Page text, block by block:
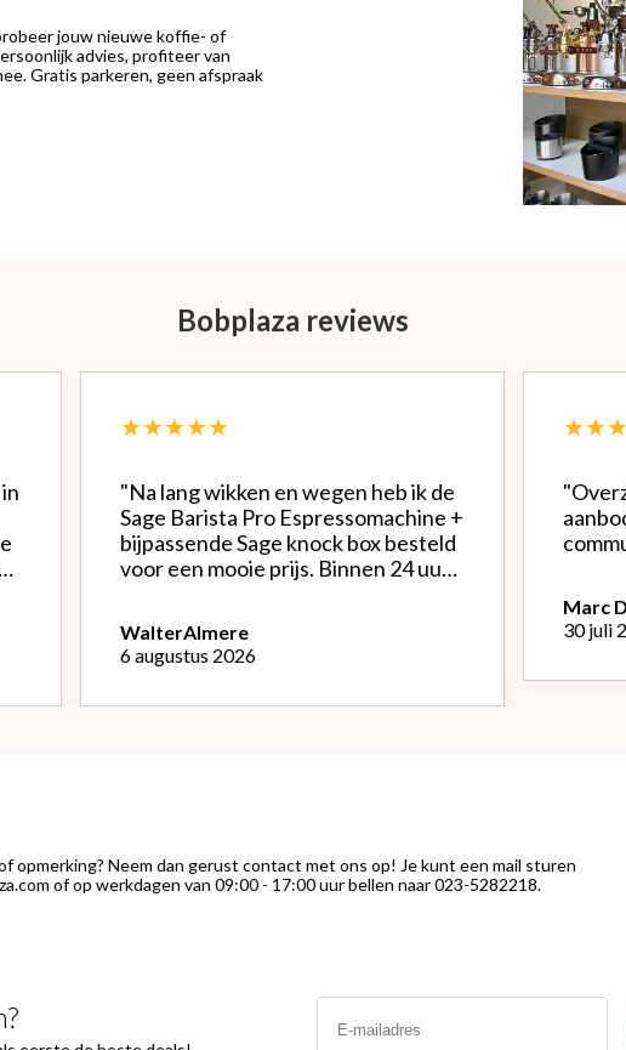
jouw nieuwe koffie- of
advies, profiteer van
Gratis parkeren, geen afspraak
Bobplaza reviews
★★★★★
"Na lang wikken en wegen heb ik de
Sage Barista Pro Espressomachine +
bijpassende Sage knock box besteld
voor een mooie prijs. Binnen 24 uur
instellen bonenmolen heb ik van de
eerste kopjes uitstekende espresso
WalterAlmere
6 augustus 2026
Marc
30 juli
opmerking? Neem dan gerust contact met ons op! Je kunt een mail sturen
of op werkdagen van 09:00 - 17:00 uur bellen naar 023-5282218.
Email